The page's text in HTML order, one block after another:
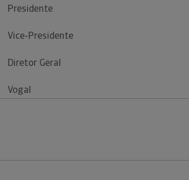
Presidente
Vice-Presidente
Diretor Geral
Vogal